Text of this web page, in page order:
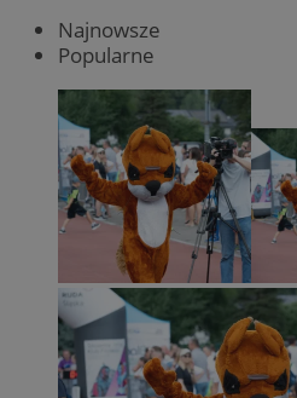
Najnowsze
Popularne